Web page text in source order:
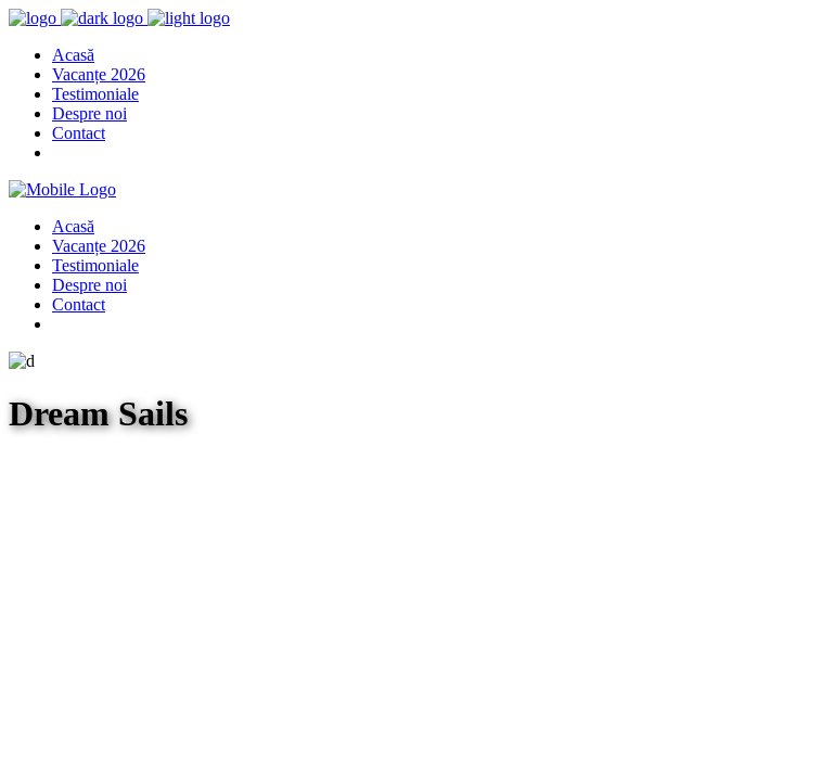
Acasă
Vacanțe 2026
Testimoniale
Despre noi
Contact
Acasă
Vacanțe 2026
Testimoniale
Despre noi
Contact
Dream Sails